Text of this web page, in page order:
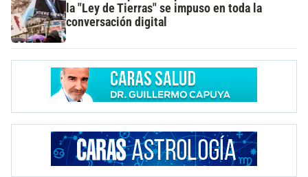
la "Ley de Tierras" se impuso en toda la
conversación digital